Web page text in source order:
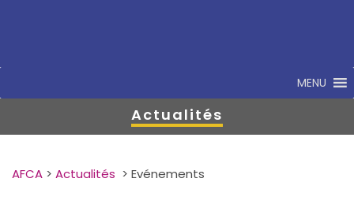
MENU
Actualités
AFCA > Actualités > Evénements